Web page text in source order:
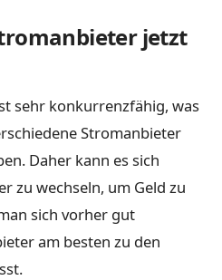
jetzt
sehr konkurrenzfähig, was
Stromanbieter
Daher kann es sich
zu wechseln, um Geld zu
sich vorher gut
am besten zu den